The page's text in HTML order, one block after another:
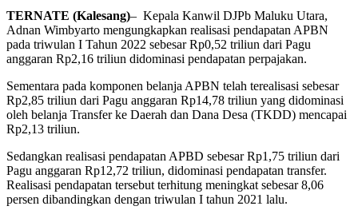
TERNATE (Kalesang)– Kepala Kanwil DJPb Maluku Utara,
Adnan Wimbyarto mengungkapkan realisasi pendapatan APBN
pada triwulan I Tahun 2022 sebesar Rp0,52 triliun dari Pagu
anggaran Rp2,16 triliun didominasi pendapatan perpajakan.
Sementara pada komponen belanja APBN telah terealisasi sebesar
Rp2,85 triliun dari Pagu anggaran Rp14,78 triliun yang didominasi
oleh belanja Transfer ke Daerah dan Dana Desa (TKDD) mencapai
Rp2,13 triliun.
Sedangkan realisasi pendapatan APBD sebesar Rp1,75 triliun dari
Pagu anggaran Rp12,72 triliun, didominasi pendapatan transfer.
Realisasi pendapatan tersebut terhitung meningkat sebesar 8,06
persen dibandingkan dengan triwulan I tahun 2021 lalu.